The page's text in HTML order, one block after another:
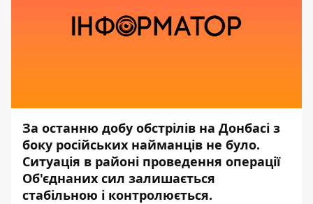
За останню добу обстрілів на Донбасі з
боку російських найманців не було.
Ситуація в районі проведення операції
Об'єднаних сил залишається
стабільною і контролюється.